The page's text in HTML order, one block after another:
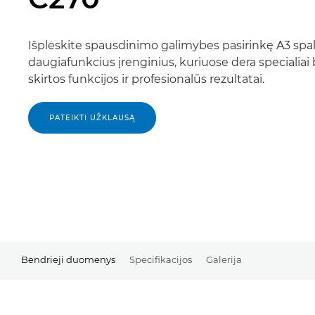
Išplėskite spausdinimo galimybes pasirinkę A3
daugiafunkcius įrenginius, kuriuose dera specialiai
skirtos funkcijos ir profesionalūs rezultatai.
PATEIKTI UŽKLAUSĄ
Bendrieji duomenys Specifikacijos Galerija